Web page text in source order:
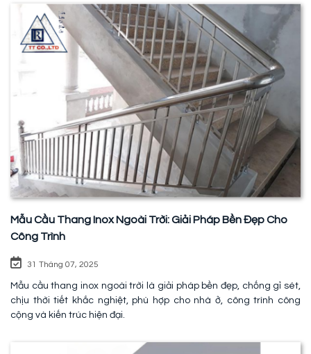
Mẫu Cầu Thang Inox Ngoài Trời: Giải Pháp Bền Đẹp Cho
Công Trình
31 Tháng 07, 2025
Mẫu cầu thang inox ngoài trời là giải pháp bền đẹp, chống gỉ sét,
chịu thời tiết khắc nghiệt, phù hợp cho nhà ở, công trình công
cộng và kiến trúc hiện đại.